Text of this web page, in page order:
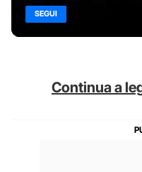
SEGUI
Continua a